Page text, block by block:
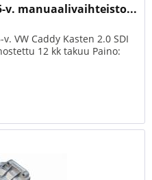
v. manuaalivaihteisto...
VW Caddy Kasten 2.0 SDI
12 kk takuu Paino: